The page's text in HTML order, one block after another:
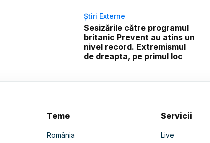
Știri Externe
Sesizările către programul
britanic Prevent au atins un
nivel record. Extremismul
de dreapta, pe primul loc
Teme
România
Servicii
Live